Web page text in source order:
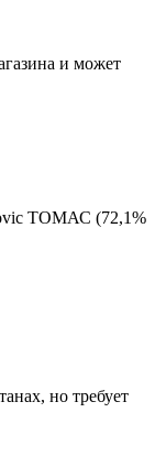
и может
ТОМАС (72,1%
но требует